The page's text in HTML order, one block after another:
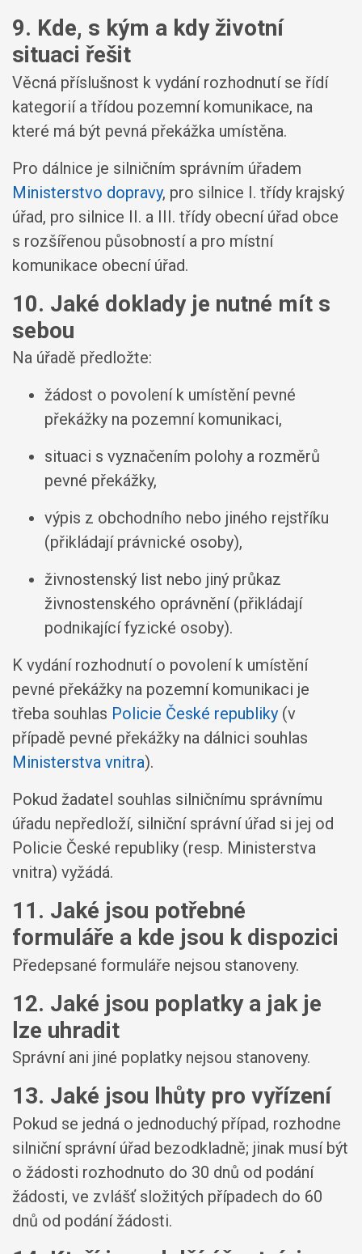
9. Kde, s kým a kdy životní
situaci řešit
Věcná příslušnost k vydání rozhodnutí se řídí
kategorií a třídou pozemní komunikace, na
které má být pevná překážka umístěna.
Pro dálnice je silničním správním úřadem
Ministerstvo dopravy, pro silnice I. třídy krajský
úřad, pro silnice II. a III. třídy obecní úřad obce
s rozšířenou působností a pro místní
komunikace obecní úřad.
10. Jaké doklady je nutné mít s
sebou
Na úřadě předložte:
žádost o povolení k umístění pevné
překážky na pozemní komunikaci,
situaci s vyznačením polohy a rozměrů
pevné překážky,
výpis z obchodního nebo jiného rejstříku
(přikládají právnické osoby),
živnostenský list nebo jiný průkaz
živnostenského oprávnění (přikládají
podnikající fyzické osoby).
K vydání rozhodnutí o povolení k umístění
pevné překážky na pozemní komunikaci je
třeba souhlas Policie České republiky (v
případě pevné překážky na dálnici souhlas
Ministerstva vnitra).
Pokud žadatel souhlas silničnímu správnímu
úřadu nepředloží, silniční správní úřad si jej od
Policie České republiky (resp. Ministerstva
vnitra) vyžádá.
11. Jaké jsou potřebné
formuláře a kde jsou k dispozici
Předepsané formuláře nejsou stanoveny.
12. Jaké jsou poplatky a jak je
lze uhradit
Správní ani jiné poplatky nejsou stanoveny.
13. Jaké jsou lhůty pro vyřízení
Pokud se jedná o jednoduchý případ, rozhodne
silniční správní úřad bezodkladně; jinak musí být
o žádosti rozhodnuto do 30 dnů od podání
žádosti, ve zvlášť složitých případech do 60
dnů od podání žádosti.